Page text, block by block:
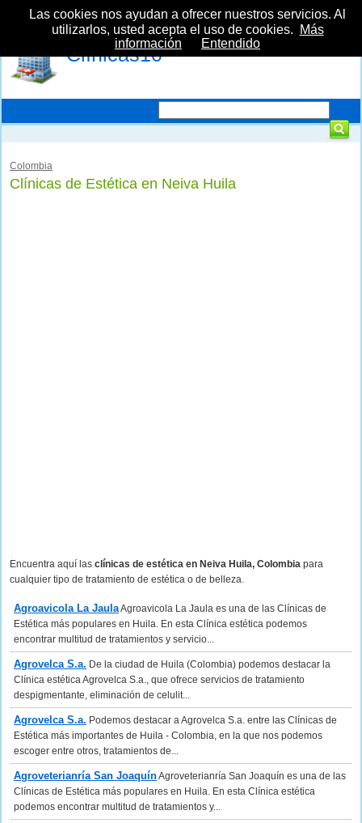
Clínicas10
Colombia
Clínicas de Estética en Neiva Huila
Encuentra aquí las clínicas de estética en Neiva Huila, Colombia para
cualquier tipo de tratamiento de estética o de belleza.
Agroavicola La JaulaAgroavicola La Jaula es una de las Clínicas de
Estética más populares en Huila. En esta Clínica estética podemos
encontrar multitud de tratamientos y servicio...
Agrovelca S.a. De la ciudad de Huila (Colombia) podemos destacar la
Clínica estética Agrovelca S.a., que ofrece servicios de tratamiento
despigmentante, eliminación de celulit...
Agrovelca S.a. Podemos destacar a Agrovelca S.a. entre las Clínicas de
Estética más importantes de Huila - Colombia, en la que nos podemos
escoger entre otros, tratamientos de...
Agroveterianría San JoaquínAgroveterianría San Joaquín es una de las
Clínicas de Estética más populares en Huila. En esta Clínica estética
podemos encontrar multitud de tratamientos y...
Las cookies nos ayudan a ofrecer nuestros servicios. Al
utilizarlos, usted acepta el uso de cookies.
Más
información
Entendido